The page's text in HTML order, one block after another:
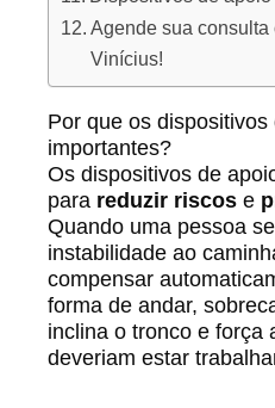
Agende sua consulta
Vinícius!
Por que os
importantes?
Os dispositivos de
para reduzir riscos e
Quando uma pessoa
instabilidade ao
compensar
forma de andar,
inclina o tronco e força
deveriam estar